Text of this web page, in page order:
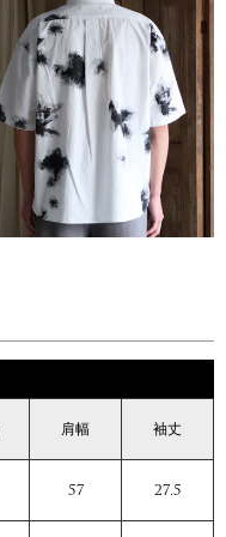
肩幅 袖丈
57 27.5